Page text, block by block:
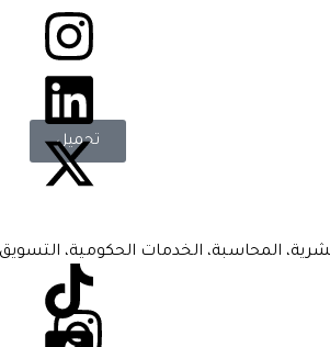
تحميل
المحاسبة، الخدمات الحكومية،